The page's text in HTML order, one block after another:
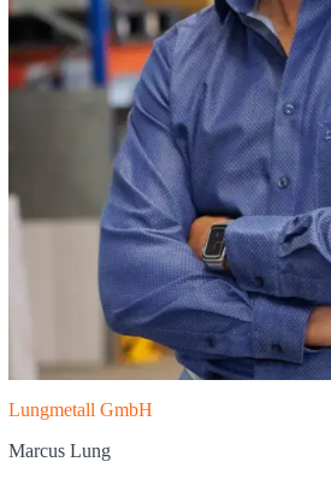
Lungmetall GmbH
Marcus Lung